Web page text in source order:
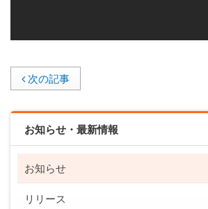
次の記事
お知らせ・最新情報
お知らせ
リリース